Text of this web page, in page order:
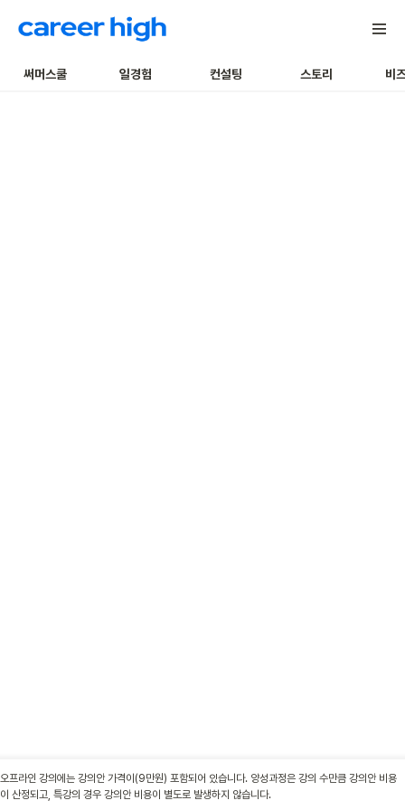
써머스쿨 일경험 컨설팅 스토리 비
오프라인 강의에는 강의안 가격이(9만원) 포함되어 있습니다. 양성과정은 강의 수만큼 강의안 비용
이 산정되고, 특강의 경우 강의안 비용이 별도로 발생하지 않습니다.